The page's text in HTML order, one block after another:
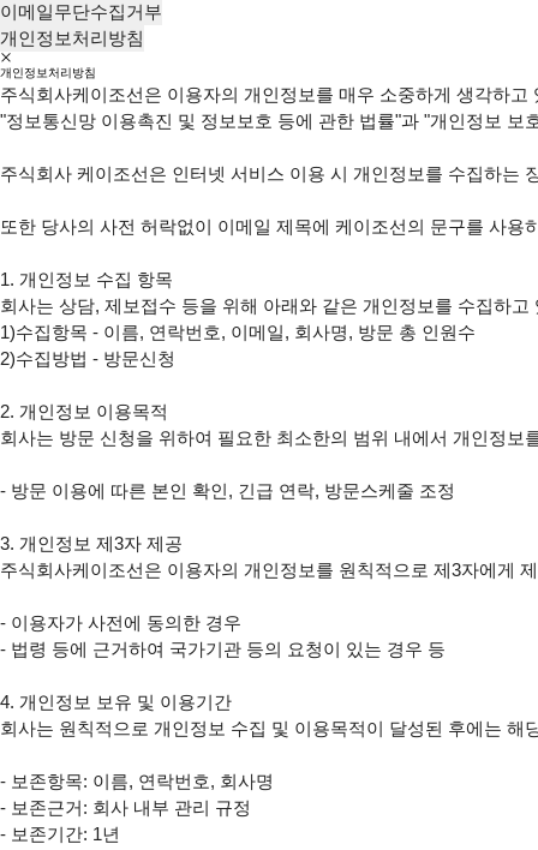
이메일무단수집거부
개인정보처리방침
개인정보처리방침
주식회사케이조선은 이용자의 개인정보를 매우 소중하게 생각하고
"정보통신망 이용촉진 및 정보보호 등에 관한 법률"과 "개인정보 보
주식회사 케이조선은 인터넷 서비스 이용 시 개인정보를 수집하는
또한 당사의 사전 허락없이 이메일 제목에 케이조선의 문구를 사
1. 개인정보 수집 항목
회사는 상담, 제보접수 등을 위해 아래와 같은 개인정보를 수집하고
1)수집항목 - 이름, 연락번호, 이메일, 회사명, 방문 총 인원수
2)수집방법 - 방문신청
2. 개인정보 이용목적
회사는 방문 신청을 위하여 필요한 최소한의 범위 내에서 개인정
- 방문 이용에 따른 본인 확인, 긴급 연락, 방문스케줄 조정
3. 개인정보 제3자 제공
주식회사케이조선은 이용자의 개인정보를 원칙적으로 제3자에게
- 이용자가 사전에 동의한 경우
- 법령 등에 근거하여 국가기관 등의 요청이 있는 경우 등
4. 개인정보 보유 및 이용기간
회사는 원칙적으로 개인정보 수집 및 이용목적이 달성된 후에는
- 보존항목: 이름, 연락번호, 회사명
- 보존근거: 회사 내부 관리 규정
- 보존기간: 1년